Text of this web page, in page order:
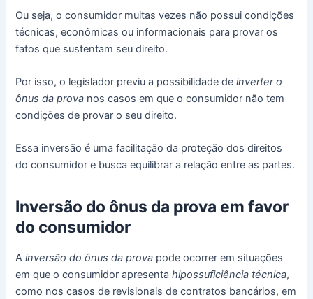
Ou seja, o consumidor muitas vezes não possui condições
técnicas, econômicas ou informacionais para provar os
fatos que sustentam seu direito.
Por isso, o legislador previu a possibilidade deinverter o
ônus da prova nos casos em que o consumidor não tem
condições de provar o seu direito.
Essa inversão é uma facilitação da proteção dos direitos
do consumidor e busca equilibrar a relação entre as partes.
Inversão do ônus da prova em favor
do consumidor
Ainversão do ônus da prova pode ocorrer em situações
em que o consumidor apresenta hipossuficiência técnica,
como nos casos de revisionais de contratos bancários, em